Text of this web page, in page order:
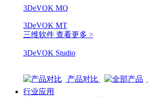
3DeVOK MQ
3DeVOK MT
三维软件 查看更多 >
3DeVOK Studio
产品对比
行业应用